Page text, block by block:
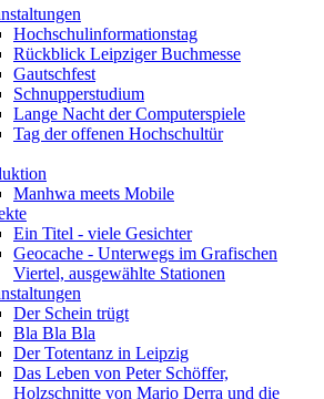
Hochschulinformationstag
Rückblick Leipziger Buchmesse
Gautschfest
Schnupperstudium
Lange Nacht der Computerspiele
Tag der offenen Hochschultür
Manhwa meets Mobile
Ein Titel - viele Gesichter
Geocache - Unterwegs im Grafischen
Viertel, ausgewählte Stationen
Der Schein trügt
Bla Bla Bla
Der Totentanz in Leipzig
Das Leben von Peter Schöffer,
Holzschnitte von Mario Derra und die